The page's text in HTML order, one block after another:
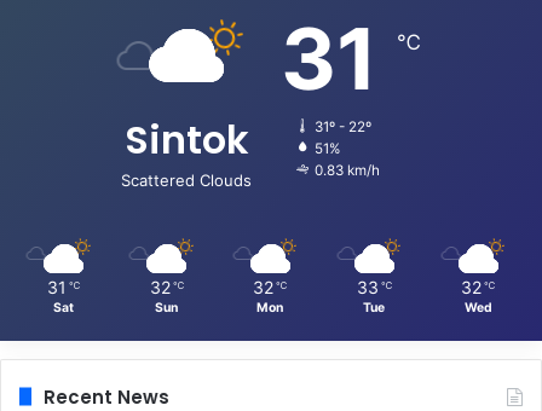
Sintok
Scattered Clouds
31 ℃
31º - 22º
51%
0.83 km/h
31 ℃
Sat
32 ℃
Sun
32 ℃
Mon
33 ℃
Tue
32 ℃
Wed
Recent News